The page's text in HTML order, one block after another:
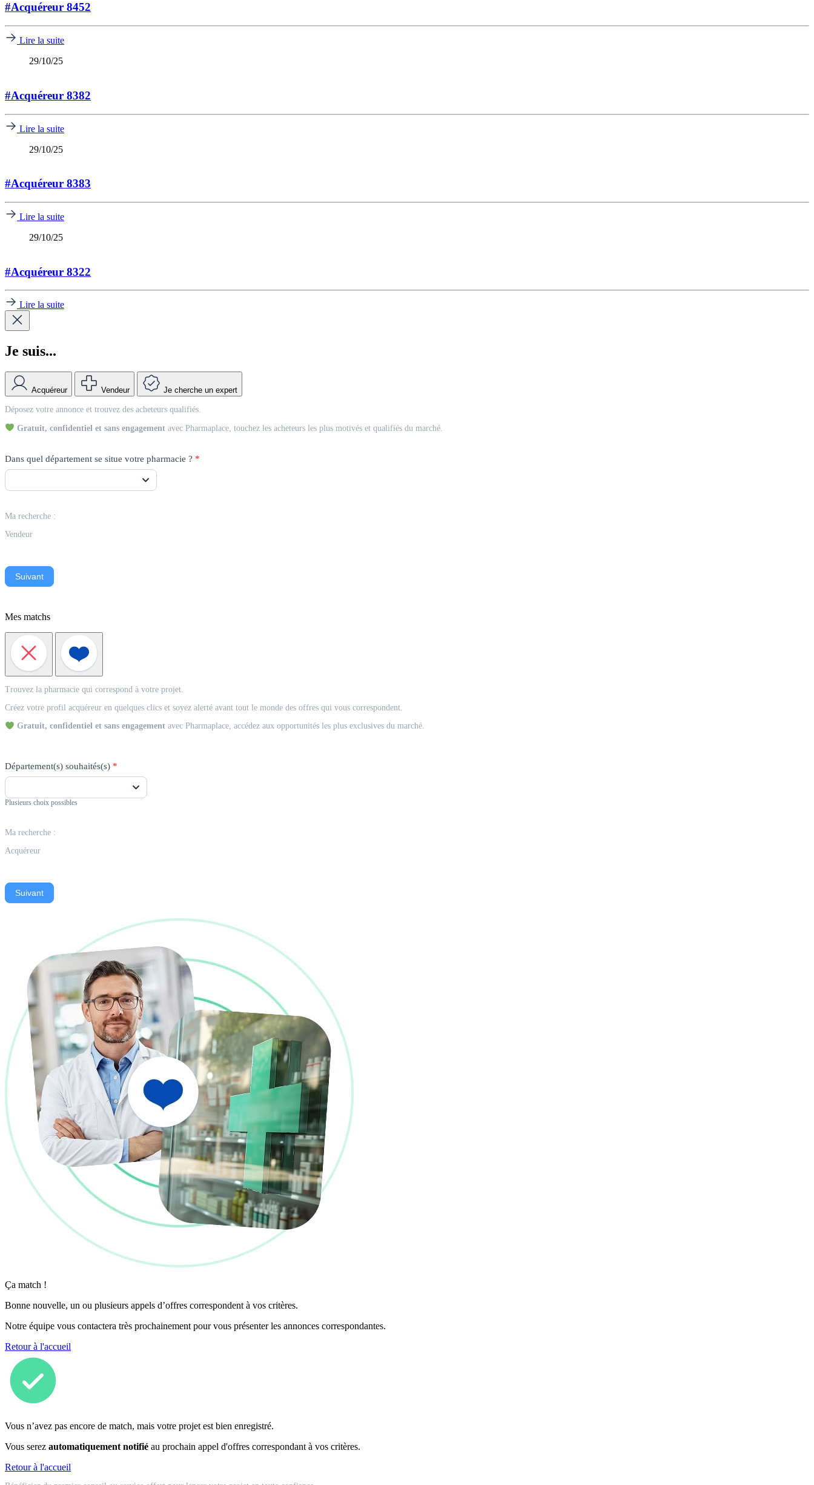
#Acquéreur 8452
Lire la suite
29/10/25
#Acquéreur 8382
Lire la suite
29/10/25
#Acquéreur 8383
Lire la suite
29/10/25
#Acquéreur 8322
Lire la suite
Je suis...
Acquéreur Vendeur Je cherche un expert
Vendeur
Déposez votre annonce et trouvez des acheteurs qualifiés.
Gratuit, confidentiel et sans engagement avec Pharmaplace, touchez les acheteurs les plus motivés et qualifiés du marché.
Dans quel département se situe votre pharmacie ? *
Ma recherche :
Vendeur
Suivant
Mes matchs
Acquéreur
Trouvez la pharmacie qui correspond à votre projet.
Créez votre profil acquéreur en quelques clics et soyez alerté avant tout le monde des offres qui vous correspondent.
Gratuit, confidentiel et sans engagementavec Pharmaplace, accédez aux opportunités les plus exclusives du marché.
Département(s) souhaités(s) *
Plusieurs choix possibles
Ma recherche :
Acquéreur
Suivant
Ça match !
Bonne nouvelle, un ou plusieurs appels d’offres correspondent à vos critères.
Notre équipe vous contactera très prochainement pour vous présenter les annonces correspondantes.
Retour à l'accueil
Vous n’avez pas encore de match, mais votre projet est bien enregistré.
Vous serez automatiquement notifié au prochain appel d'offres correspondant à vos critères.
Retour à l'accueil